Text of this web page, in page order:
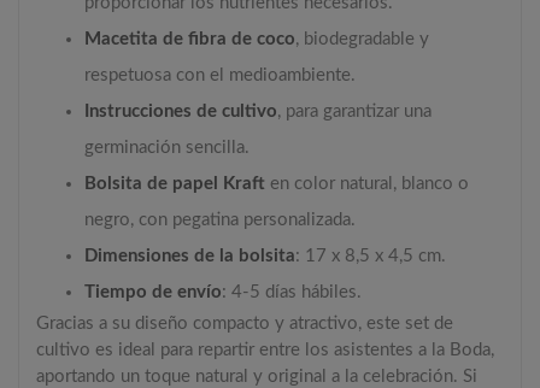
Macetita de fibra de coco, biodegradable y
respetuosa con el medioambiente.
Instrucciones de cultivo, para garantizar una
germinación sencilla.
Bolsita de papel Kraft en color natural, blanco o
negro, con pegatina personalizada.
Dimensiones de la bolsita: 17 x 8,5 x 4,5 cm.
Tiempo de envío: 4-5 días hábiles.
Gracias a su diseño compacto y atractivo, este set de
cultivo es ideal para repartir entre los asistentes a la Boda,
aportando un toque natural y original a la celebración. Si